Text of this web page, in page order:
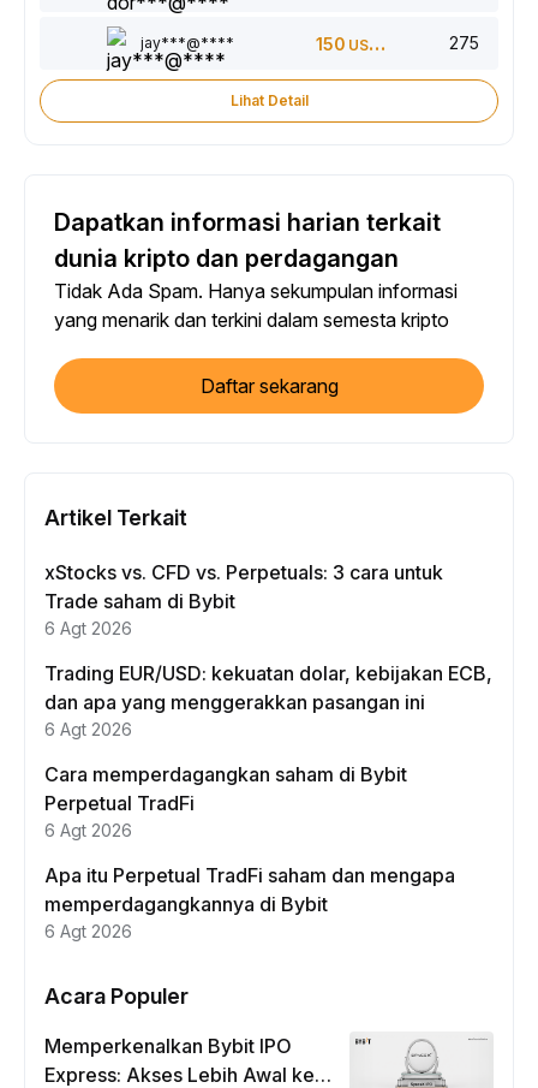
jay***@**** 150 USDT 275
Lihat Detail
Dapatkan informasi harian terkait
dunia kripto dan perdagangan
Tidak Ada Spam. Hanya sekumpulan informasi
yang menarik dan terkini dalam semesta kripto
Daftar sekarang
Artikel Terkait
xStocks vs. CFD vs. Perpetuals: 3 cara untuk
Trade saham di Bybit
6 Agt 2026
Trading EUR/USD: kekuatan dolar, kebijakan ECB,
dan apa yang menggerakkan pasangan ini
6 Agt 2026
Cara memperdagangkan saham di Bybit
Perpetual TradFi
6 Agt 2026
Apa itu Perpetual TradFi saham dan mengapa
memperdagangkannya di Bybit
6 Agt 2026
Acara Populer
Memperkenalkan Bybit IPO
Express: Akses Lebih Awal ke